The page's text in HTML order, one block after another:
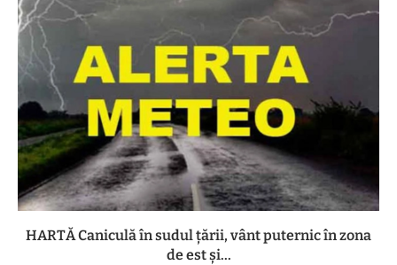
HARTĂ Caniculă în sudul țării, vânt puternic în zona
de est și...